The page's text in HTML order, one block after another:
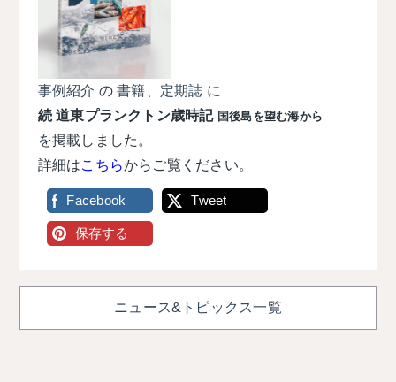
事例紹介 の書籍、定期誌 に
続 道東プランクトン歳時記 国後島を望む海から
を掲載しました。
詳細はこちらからご覧ください。
Facebook Tweet
保存する
ニュース&トピックス一覧